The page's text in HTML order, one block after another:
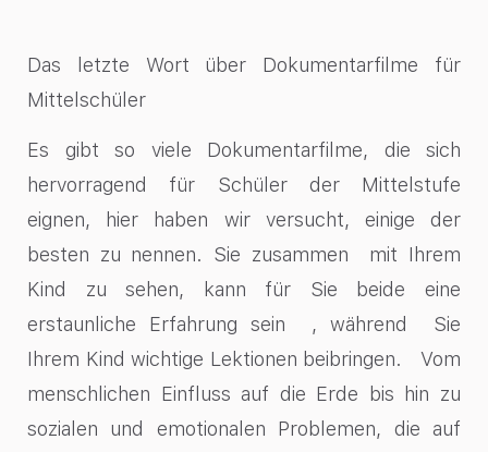
Das letzte Wort über Dokumentarfilme für
Mittelschüler
Es gibt so viele Dokumentarfilme, die sich
hervorragend für Schüler der Mittelstufe
eignen, hier haben wir versucht, einige der
besten zu nennen. Sie zusammen mit Ihrem
Kind zu sehen, kann für Sie beide eine
erstaunliche Erfahrung sein , während Sie
Ihrem Kind wichtige Lektionen beibringen. Vom
menschlichen Einfluss auf die Erde bis hin zu
sozialen und emotionalen Problemen, die auf